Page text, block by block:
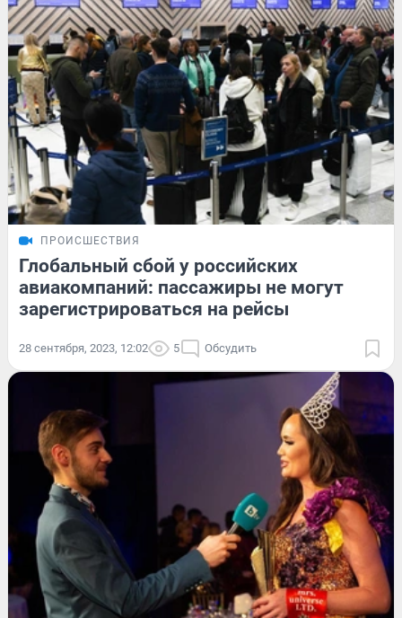
ПРОИСШЕСТВИЯ
Глобальный сбой у российских
авиакомпаний: пассажиры не могут
зарегистрироваться на рейсы
28 сентября, 2023, 12:02 5 Обсудить